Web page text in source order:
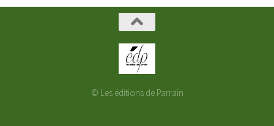
© Les éditions de Parrain